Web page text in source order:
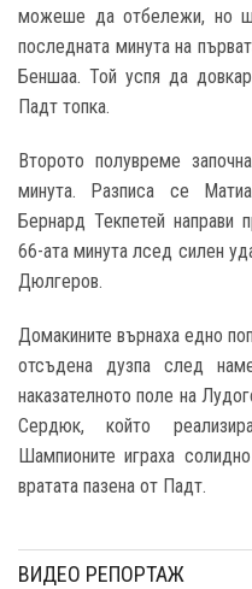
можеше да отбележи, но
последната минута на
Беншаа. Той успя да
Падт топка.
Второто полувреме
минута. Разписа се
Бернард Текпетей направи
66-ата минута лсед силен
Дюлгеров.
Домакините върнаха едно
отсъдена дузпа след
накaзателното поле на
Сердюк, който
Шампионите играха
вратата пазена от Падт.
ВИДЕО РЕПОРТАЖ